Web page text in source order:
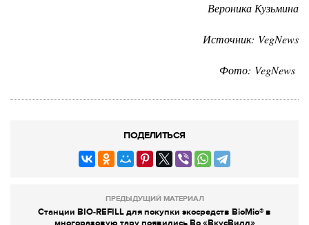
Вероника Кузьмина
Источник: VegNews
Фото: VegNews
ПОДЕЛИТЬСЯ
ПРЕДЫДУЩИЙ МАТЕРИАЛ
Станции BIO-REFILL для покупки экосредств BioMio® в